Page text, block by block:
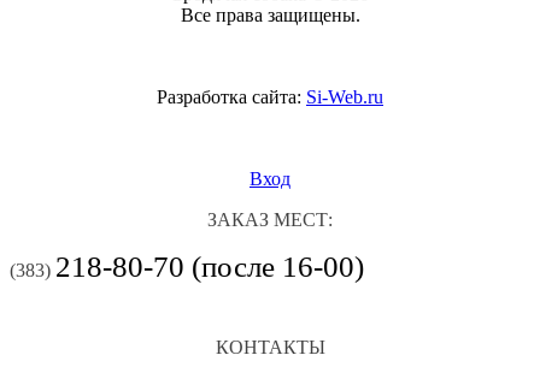
Все права защищены.
Разработка сайта: Si-Web.ru
Вход
ЗАКАЗ МЕСТ:
(383) 218-80-70 (после 16-00)
КОНТАКТЫ